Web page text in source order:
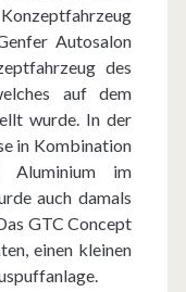
Autosalon
des
auf dem
wurde. In der
in Kombination
Aluminium im
auch damals
GTC Concept
einen kleinen